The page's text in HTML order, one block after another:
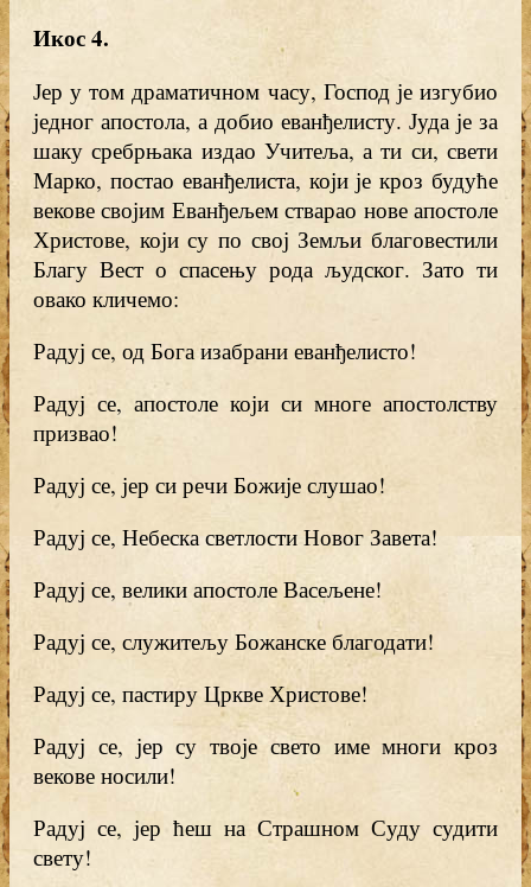
Икос 4.
Јер у том драматичном часу, Господ је изгубио
једног апостола, а добио еванђелисту. Јуда је за
шаку сребрњака издао Учитеља, а ти си, свети
Марко, постао еванђелиста, који је кроз будуће
векове својим Еванђељем стварао нове апостоле
Христове, који су по свој Земљи благовестили
Благу Вест о спасењу рода људског. Зато ти
овако кличемо:
Радуј се, од Бога изабрани еванђелисто!
Радуј се, апостоле који си многе апостолству
призвао!
Радуј се, јер си речи Божије слушао!
Радуј се, Небеска светлости Новог Завета!
Радуј се, велики апостоле Васељене!
Радуј се, служитељу Божанске благодати!
Радуј се, пастиру Цркве Христове!
Радуј се, јер су твоје свето име многи кроз
векове носили!
Радуј се, јер ћеш на Страшном Суду судити
свету!